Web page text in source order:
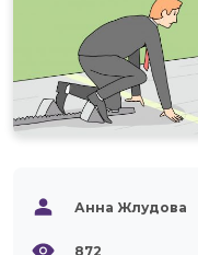
Анна Жлудова
872